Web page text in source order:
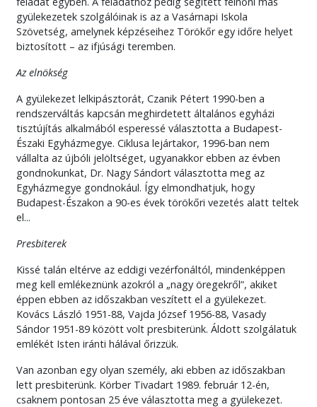
gyülekezetek szolgálóinak is az a Vasárnapi Iskola
Szövetség, amelynek képzéseihez Törökőr egy időre helyet
biztosított – az ifjúsági teremben.
Az elnökség
A gyülekezet lelkipásztorát, Czanik Pétert 1990-ben a
rendszerváltás kapcsán meghirdetett általános egyházi
tisztújítás alkalmából esperessé választotta a Budapest-
Északi Egyházmegye. Ciklusa lejártakor, 1996-ban nem
vállalta az újbóli jelöltséget, ugyanakkor ebben az évben
gondnokunkat, Dr. Nagy Sándort választotta meg az
Egyházmegye gondnokául. Így elmondhatjuk, hogy
Budapest-Északon a 90-es évek törökőri vezetés alatt teltek
el...
Presbiterek
Kissé talán eltérve az eddigi vezérfonáltól, mindenképpen
meg kell emlékeznünk azokról a „nagy öregekről”, akiket
éppen ebben az időszakban veszített el a gyülekezet.
Kovács László 1951-88, Vajda József 1956-88, Vasady
Sándor 1951-89 között volt presbiterünk. Áldott szolgálatuk
emlékét Isten iránti hálával őrizzük.
Van azonban egy olyan személy, aki ebben az időszakban
lett presbiterünk. Körber Tivadart 1989. február 12-én,
csaknem pontosan 25 éve választotta meg a gyülekezet.